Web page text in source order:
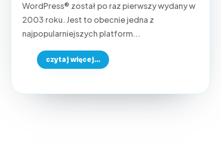
WordPress® został po raz pierwszy wydany w
2003 roku. Jest to obecnie jedna z
najpopularniejszych platform...
czytaj więcej...